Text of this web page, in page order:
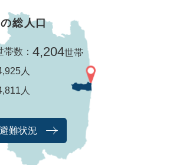
総人口
帯数： 4,204世帯
人
人
難状況